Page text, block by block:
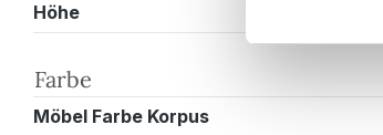
Höhe
Farbe
Möbel Farbe Korpus